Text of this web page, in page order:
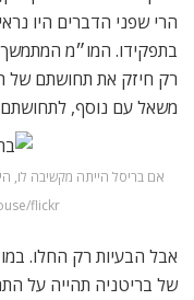
הרי שפני הדברים היו
בתפקידו. המו״מ המתמשך
רק חיזק את תחושתם של
משאל עם נוסף,
flickr
של בריטניה תהייה על